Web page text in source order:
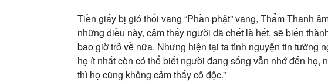
Tiền giấy bị gió thổi vang “Phần phật” vang, Thẩm Thanh
những điều này, cảm thấy người đã chết là hết, sẽ biến
bao giờ trở về nữa. Nhưng hiện tại ta tình nguyện tin tưởng
họ ít nhất còn có thể biết người đang sống vẫn nhớ đến họ,
thì họ cũng không cảm thấy cô độc.”